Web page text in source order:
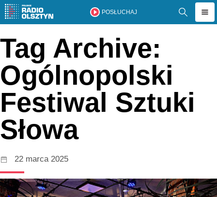
POSŁUCHAJ
Tag Archive:
Ogólnopolski
Festiwal Sztuki
Słowa
22 marca 2025